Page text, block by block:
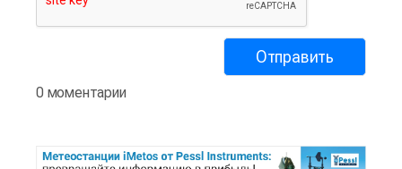
0 моментарии